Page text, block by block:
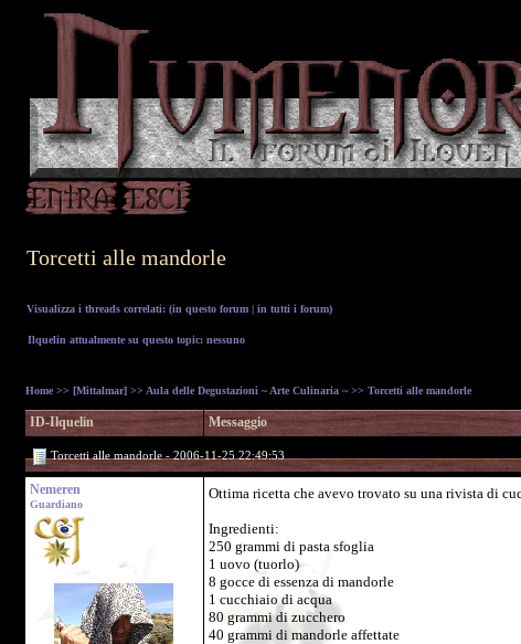
Torcetti alle mandorle
Visualizza i threads correlati: (in questo forum| in tutti i forum)
Ilquelin attualmente su questo topic: nessuno
Home>> [Mittalmar]>> Aula delle Degustazioni ~ Arte Culinaria ~>> Torcetti alle mandorle
ID-Ilquelin Messaggio
Torcetti alle mandorle - 2006-11-25 22:49:53
Nemeren
Guardiano
Ottima ricetta che avevo trovato su una rivista di
Ingredienti:
250 grammi di pasta sfoglia
1 uovo (tuorlo)
8 gocce di essenza di mandorle
1 cucchiaio di acqua
80 grammi di zucchero
40 grammi di mandorle affettate